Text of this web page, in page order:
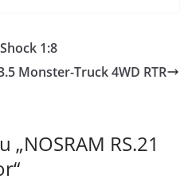
1:8
Monster-Truck 4WD RTR
„NOSRAM RS.21
“